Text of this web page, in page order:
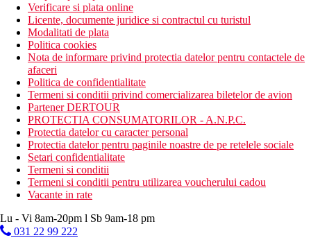
Verificare si plata online
Licente, documente juridice si contractul cu turistul
Modalitati de plata
Politica cookies
Nota de informare privind protectia datelor pentru contactele de
afaceri
Politica de confidentialitate
Termeni si conditii privind comercializarea biletelor de avion
Partener DERTOUR
PROTECTIA CONSUMATORILOR - A.N.P.C.
Protectia datelor cu caracter personal
Protectia datelor pentru paginile noastre de pe retelele sociale
Setari confidentialitate
Termeni si conditii
Termeni si conditii pentru utilizarea voucherului cadou
Vacante in rate
Lu - Vi 8am-20pm l Sb 9am-18 pm
031 22 99 222